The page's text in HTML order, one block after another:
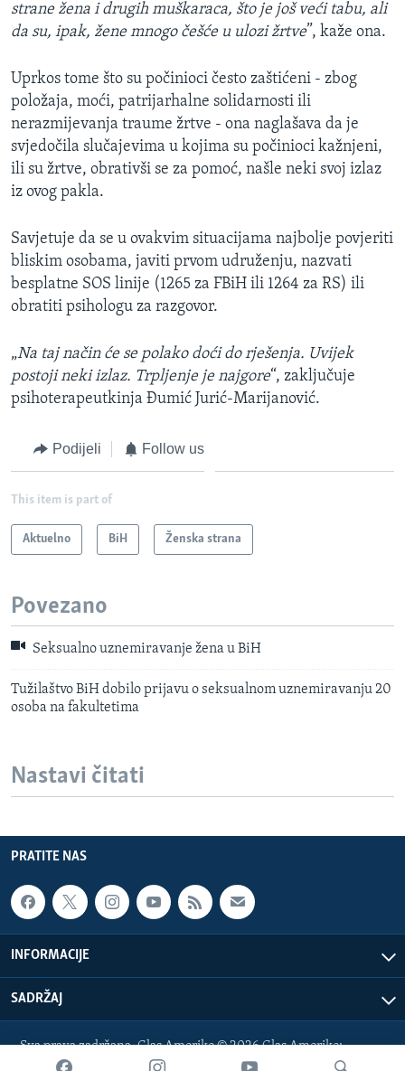
strane žena i drugih muškaraca, što je još veći tabu, ali
da su, ipak, žene mnogo češće u ulozi žrtve”, kaže ona.
Uprkos tome što su počinioci često zaštićeni - zbog
položaja, moći, patrijarhalne solidarnosti ili
nerazmijevanja traume žrtve - ona naglašava da je
svjedočila slučajevima u kojima su počinioci kažnjeni,
ili su žrtve, obrativši se za pomoć, našle neki svoj izlaz
iz ovog pakla.
Savjetuje da se u ovakvim situacijama najbolje povjeriti
bliskim osobama, javiti prvom udruženju, nazvati
besplatne SOS linije (1265 za FBiH ili 1264 za RS) ili
obratiti psihologu za razgovor.
„Na taj način će se polako doći do rješenja. Uvijek
postoji neki izlaz. Trpljenje je najgore“, zaključuje
psihoterapeutkinja Đumić Jurić-Marijanović.
Podijeli Follow us
This item is part of
Aktuelno BiH Ženska strana
Povezano
Seksualno uznemiravanje žena u BiH
Tužilaštvo BiH dobilo prijavu o seksualnom uznemiravanju 20
osoba na fakultetima
Nastavi čitati
PRATITE NAS
INFORMACIJE
SADRŽAJ
Sva prava zadržana. Glas Amerike © 2026 Glas Amerike:
bosnian-service@voanews.com